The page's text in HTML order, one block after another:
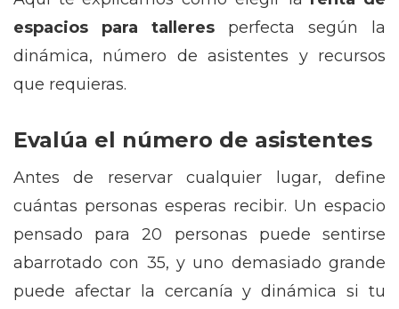
espacios para talleres perfecta según la
dinámica, número de asistentes y recursos
que requieras.
Evalúa el número de asistentes
Antes de reservar cualquier lugar, define
cuántas personas esperas recibir. Un espacio
pensado para 20 personas puede sentirse
abarrotado con 35, y uno demasiado grande
puede afectar la cercanía y dinámica si tu